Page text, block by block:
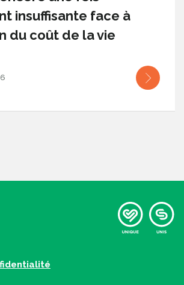
insuffisante face à
du coût de la vie